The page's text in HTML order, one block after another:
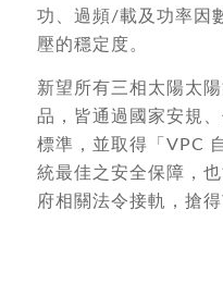
功、過頻/載及功率因
壓的穩定度。
新望所有三相太陽太
品，皆通過國家安規
標準，並取得「VPC
統最佳之安全保障，
府相關法令接軌，搶得